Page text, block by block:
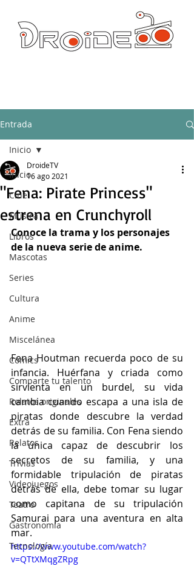
Entrada
Inicio
Cine
Música
Libros
Mascotas
Series
Cultura
Anime
Miscelánea
Cómics
Comparte tu talento
Relatos originales
Extra
Relatos
Trivias
Videojuegos
Teatro
Gastronomía
Tecnología
Inicio
"Fena: Pirate Princess"
estrena en Crunchyroll
DroideTV
16 ago 2021
Conoce la trama y los personajes
de la nueva serie de anime.
Fena Houtman recuerda poco de su
infancia. Huérfana y criada como
sirvienta en un burdel, su vida
cambia cuando escapa a una isla de
piratas donde descubre la verdad
detrás de su familia. Con Fena siendo
la única capaz de descubrir los
secretos de su familia, y una
formidable tripulación de piratas
detrás de ella, debe tomar su lugar
como capitana de su tripulación
Samurai para una aventura en alta
mar.
https://www.youtube.com/watch?
v=QTtXMqgZRpg